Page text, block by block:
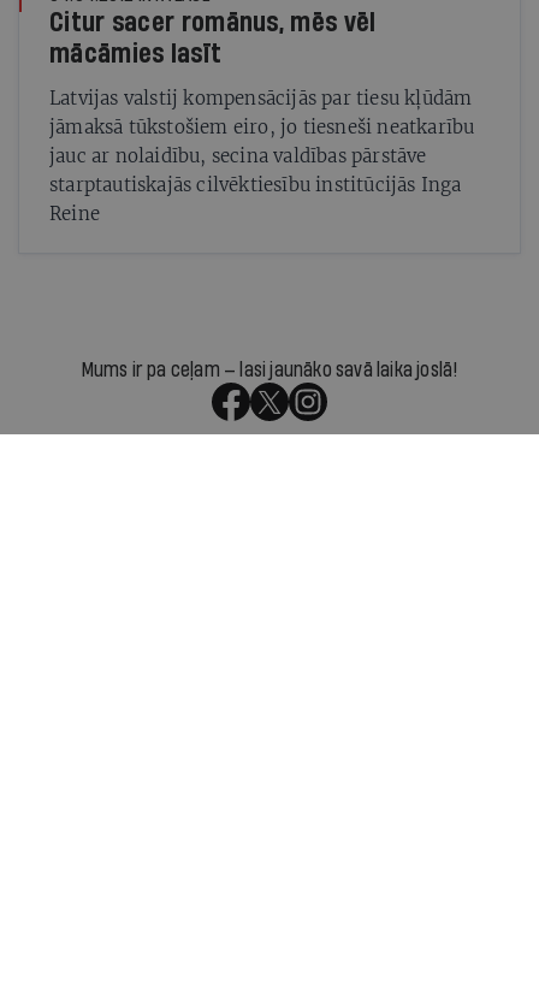
Citur sacer romānus, mēs vēl
mācāmies lasīt
Latvijas valstij kompensācijās par tiesu kļūdām
jāmaksā tūkstošiem eiro, jo tiesneši neatkarību
jauc ar nolaidību, secina valdības pārstāve
starptautiskajās cilvēktiesību institūcijās Inga
Reine
Mums ir pa ceļam — lasi jaunāko savā laika joslā!